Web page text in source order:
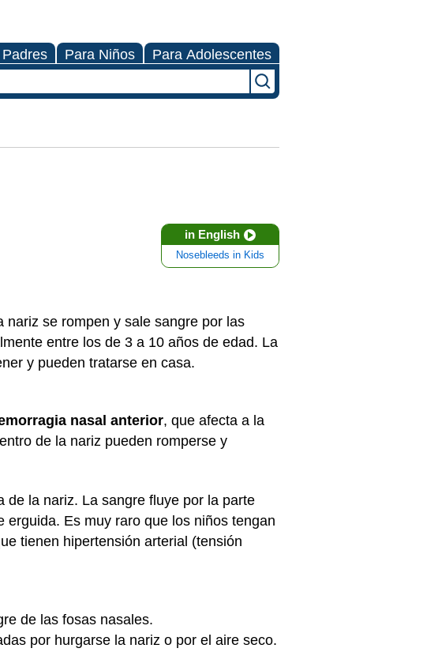
Para Niños Para Adolescentes
in English
Nosebleeds in Kids
se rompen y sale sangre por las
entre los de 3 a 10 años de edad. La
y pueden tratarse en casa.
nasal anterior, que afecta a la
de la nariz pueden romperse y
de la nariz. La sangre fluye por la parte
Es muy raro que los niños tengan
tienen hipertensión arterial (tensión
de las fosas nasales.
por hurgarse la nariz o por el aire seco.